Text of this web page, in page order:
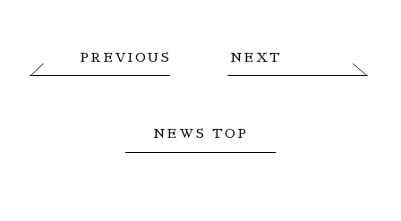
PREVIOUS
NEWS TOP
NEXT